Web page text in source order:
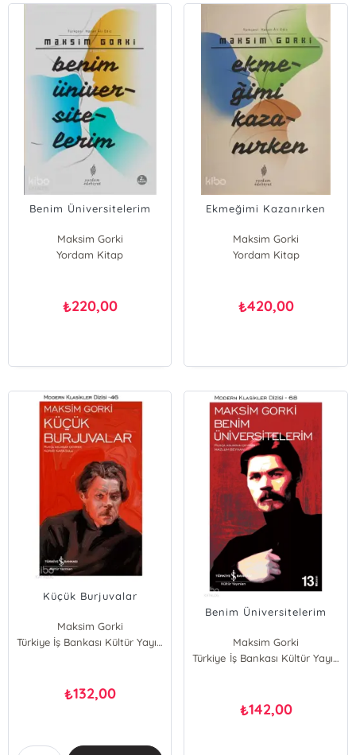
Benim Üniversitelerim
Maksim Gorki
Yordam Kitap
₺220,00
Ekmeğimi Kazanırken
Maksim Gorki
Yordam Kitap
₺420,00
Küçük Burjuvalar
Maksim Gorki
Türkiye İş Bankası Kültür Yayınları
₺132,00
Benim Üniversitelerim
Maksim Gorki
Türkiye İş Bankası Kültür Yayınları
₺142,00